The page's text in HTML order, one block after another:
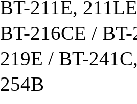
BT-211E,
BT-216CE /
219E / BT-
254B